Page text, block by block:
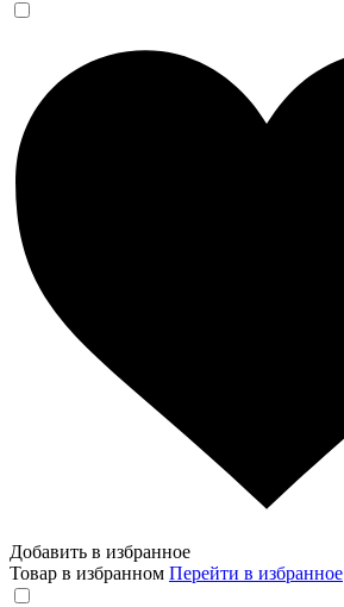
Добавить в избранное
Товар в избранном Перейти в избранное